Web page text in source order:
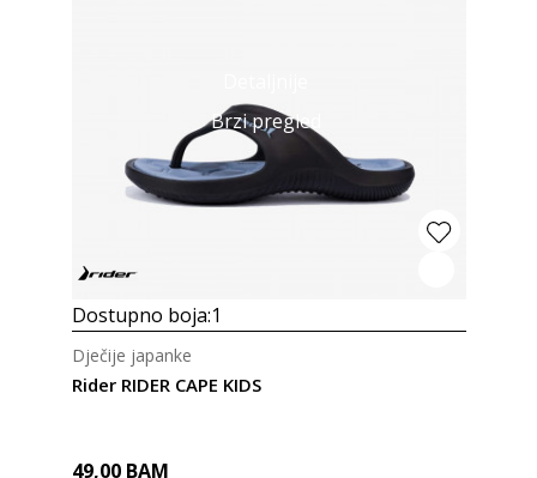
Brzi pregled
Dostupno boja:1
Rider RIDER CAPE KIDS
Dječije japanke
49,00 BAM